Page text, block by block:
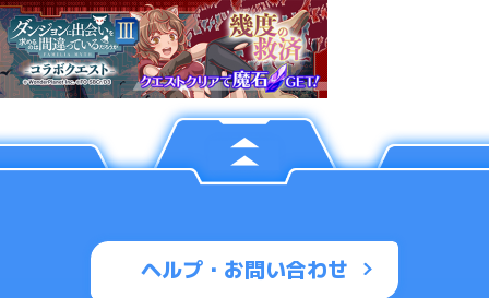
ヘルプ・お問い合わせ